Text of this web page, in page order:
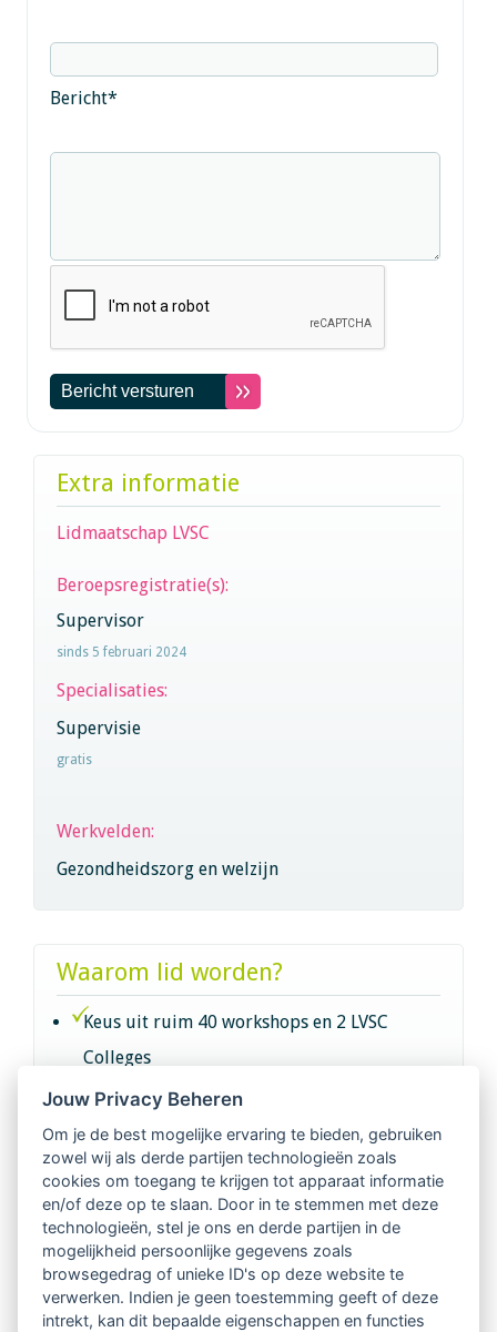
Bericht*
Extra informatie
Lidmaatschap LVSC
Beroepsregistratie(s):
Supervisor
sinds 5 februari 2024
Specialisaties:
Supervisie
gratis
Werkvelden:
Gezondheidszorg en welzijn
Waarom lid worden?
Keus uit ruim 40 workshops en 2 LVSC
Colleges
Intervisie met geregistreerde vakgenoten
Netwerk van 2100 professionals in 14
regio's
Vindbaar voor opdrachtgevers
Tijdschrift voor
Jouw Privacy Beheren
Om je de best mogelijke ervaring te bieden, gebruiken
zowel wij als derde partijen technologieën zoals
cookies om toegang te krijgen tot apparaat informatie
en/of deze op te slaan. Door in te stemmen met deze
technologieën, stel je ons en derde partijen in de
mogelijkheid persoonlijke gegevens zoals
browsegedrag of unieke ID's op deze website te
verwerken. Indien je geen toestemming geeft of deze
intrekt, kan dit bepaalde eigenschappen en functies